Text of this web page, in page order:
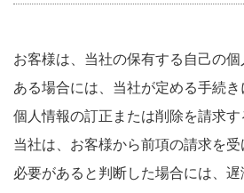
お客様は、当社の保有する自己の
ある場合には、当社が定める手続
個人情報の訂正または削除を請求す
当社は、お客様から前項の請求を
必要があると判断した場合には、